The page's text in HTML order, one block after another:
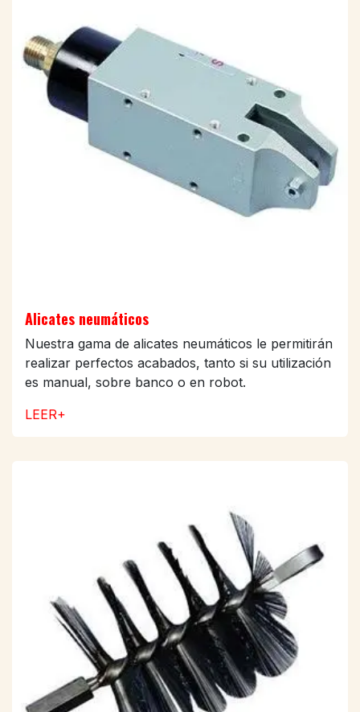
Alicates neumáticos
Nuestra gama de alicates neumáticos le permitirán
realizar perfectos acabados, tanto si su utilización
es manual, sobre banco o en robot.
LEER+